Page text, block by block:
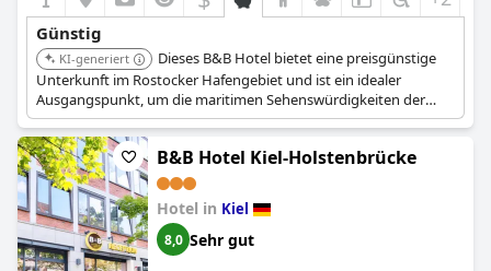
Günstig
KI-generiert
Dieses B&B Hotel bietet eine preisgünstige
Unterkunft im Rostocker Hafengebiet und ist ein idealer
Ausgangspunkt, um die maritimen Sehenswürdigkeiten der
Stadt zu erkunden und die Ostsee zu erreichen. Es ist eine gute
Wahl für Reisende, die eine erschwingliche Unterkunft suchen.
B&B Hotel Kiel-Holstenbrücke
Hotel in Kiel
8,0 Sehr gut